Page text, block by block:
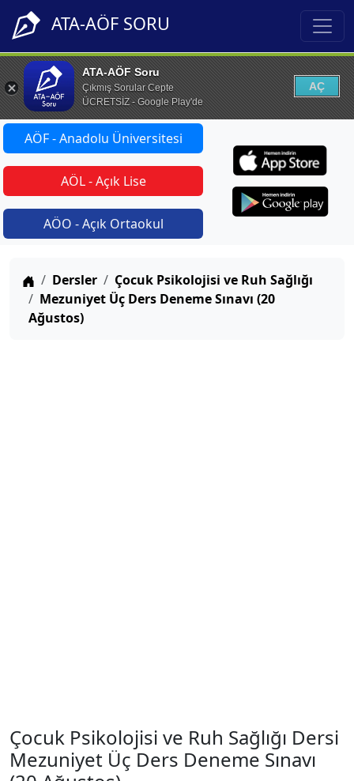
ATA-AÖF SORU
ATA-AÖF Soru
Çıkmış Sorular Cepte
ÜCRETSİZ - Google Play'de
AÇ
AÖF - Anadolu Üniversitesi
AÖL - Açık Lise
AÖO - Açık Ortaokul
Anasayfa
Dersler
Çocuk Psikolojisi ve Ruh Sağlığı
Mezuniyet Üç Ders Deneme Sınavı (20
Ağustos)
Çocuk Psikolojisi ve Ruh Sağlığı Dersi
Mezuniyet Üç Ders Deneme Sınavı